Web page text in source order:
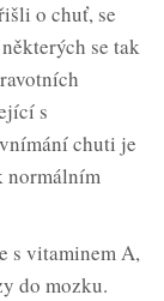
o chuť, se
se tak
s
chuti je
normálním
s vitaminem A,
do mozku.